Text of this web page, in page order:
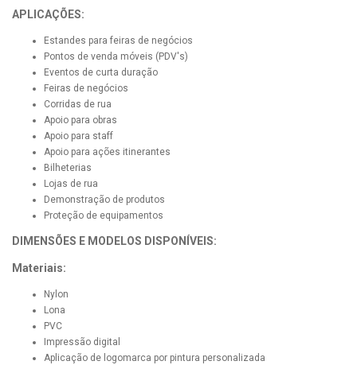
APLICAÇÕES:
Estandes para feiras de negócios
Pontos de venda móveis (PDV's)
Eventos de curta duração
Feiras de negócios
Corridas de rua
Apoio para obras
Apoio para staff
Apoio para ações itinerantes
Bilheterias
Lojas de rua
Demonstração de produtos
Proteção de equipamentos
DIMENSÕES E MODELOS DISPONÍVEIS:
Materiais:
Nylon
Lona
PVC
Impressão digital
Aplicação de logomarca por pintura personalizada